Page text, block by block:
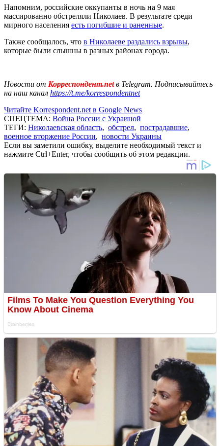
Напомним, российские оккупанты в ночь на 9 мая
массированно обстреляли Николаев. В результате среди
мирного населения есть погибшие и раненные.
Также сообщалось, что в Николаеве раздались взрывы,
которые были слышны в разных районах города.
Новости от Корреспондент.netв Telegram. Подписывайтесь
на наш канал https://t.me/korrespondentnet
Читайте Korrespondent.net в Google News
СПЕЦТЕМА: Война России с Украиной
ТЕГИ: Николаевская область, обстрел, пострадавшие,
военное вторжение России, новости Украины
Если вы заметили ошибку, выделите необходимый текст и
нажмите Ctrl+Enter, чтобы сообщить об этом редакции.